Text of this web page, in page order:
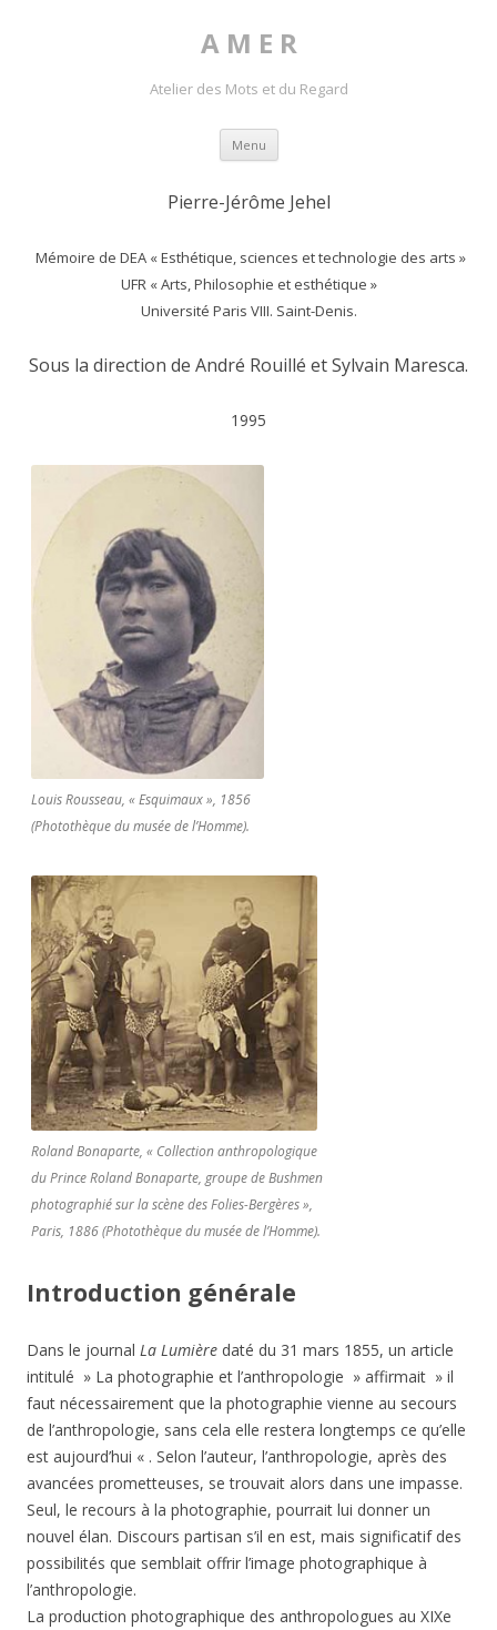
A M E R
Atelier des Mots et du Regard
Menu Skip to content
Pierre-Jérôme Jehel
Mémoire de DEA « Esthétique, sciences et technologie des arts »
UFR « Arts, Philosophie et esthétique »
Université Paris VIII. Saint-Denis.
Sous la direction de André Rouillé et Sylvain Maresca.
1995
Louis Rousseau, « Esquimaux », 1856
(Photothèque du musée de l’Homme).
Roland Bonaparte, « Collection anthropologique
du Prince Roland Bonaparte, groupe de Bushmen
photographié sur la scène des Folies-Bergères »,
Paris, 1886 (Photothèque du musée de l’Homme).
Introduction générale
Dans le journal La Lumière daté du 31 mars 1855, un article
intitulé » La photographie et l’anthropologie » affirmait » il
faut nécessairement que la photographie vienne au secours
de l’anthropologie, sans cela elle restera longtemps ce qu’elle
est aujourd’hui « . Selon l’auteur, l’anthropologie, après des
avancées prometteuses, se trouvait alors dans une impasse.
Seul, le recours à la photographie, pourrait lui donner un
nouvel élan. Discours partisan s’il en est, mais significatif des
possibilités que semblait offrir l’image photographique à
l’anthropologie.
La production photographique des anthropologues au XIXe